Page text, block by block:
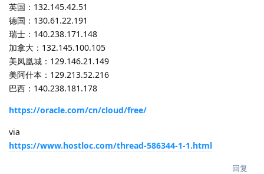
英国：132.145.42.51
德国：130.61.22.191
瑞士：140.238.171.148
加拿大：132.145.100.105
美凤凰城：129.146.21.149
美阿什本：129.213.52.216
巴西：140.238.181.178
https://oracle.com/cn/cloud/free/
via
https://www.hostloc.com/thread-586344-1-1.html
回复